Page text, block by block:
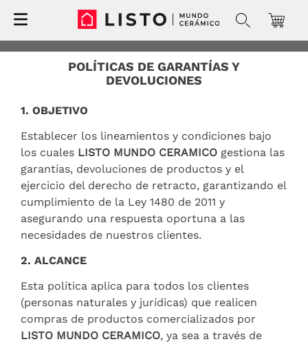
POLÍTICAS DE GARANTÍAS Y
DEVOLUCIONES
1. OBJETIVO
Establecer los lineamientos y condiciones bajo
los cuales LISTO MUNDO CERAMICO gestiona las
garantías, devoluciones de productos y el
ejercicio del derecho de retracto, garantizando el
cumplimiento de la Ley 1480 de 2011 y
asegurando una respuesta oportuna a las
necesidades de nuestros clientes.
2. ALCANCE
Esta política aplica para todos los clientes
(personas naturales y jurídicas) que realicen
compras de productos comercializados por
LISTO MUNDO CERAMICO, ya sea a través de